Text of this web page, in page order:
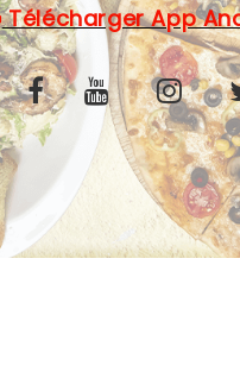
Télécharger App